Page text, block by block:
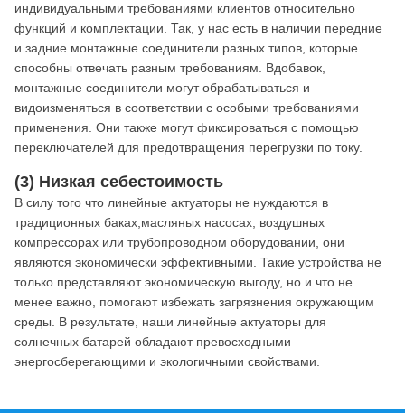
индивидуальными требованиями клиентов относительно
функций и комплектации. Так, у нас есть в наличии передние
и задние монтажные соединители разных типов, которые
способны отвечать разным требованиям. Вдобавок,
монтажные соединители могут обрабатываться и
видоизменяться в соответствии с особыми требованиями
применения. Они также могут фиксироваться с помощью
переключателей для предотвращения перегрузки по току.
(3) Низкая себестоимость
В силу того что линейные актуаторы не нуждаются в
традиционных баках,масляных насосах, воздушных
компрессорах или трубопроводном оборудовании, они
являются экономически эффективными. Такие устройства не
только представляют экономическую выгоду, но и что не
менее важно, помогают избежать загрязнения окружающим
среды. В результате, наши линейные актуаторы для
солнечных батарей обладают превосходными
энергосберегающими и экологичными свойствами.